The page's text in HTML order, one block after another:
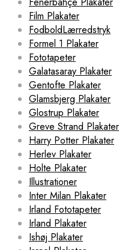
Film Plakater
FodboldLærredstryk
Formel 1 Plakater
Fototapeter
Galatasaray Plakater
Gentofte Plakater
Glamsbjerg Plakater
Glostrup Plakater
Greve Strand Plakater
Harry Potter Plakater
Herlev Plakater
Holte Plakater
Illustrationer
Inter Milan Plakater
Irland Fototapeter
Irland Plakater
Ishøj Plakater